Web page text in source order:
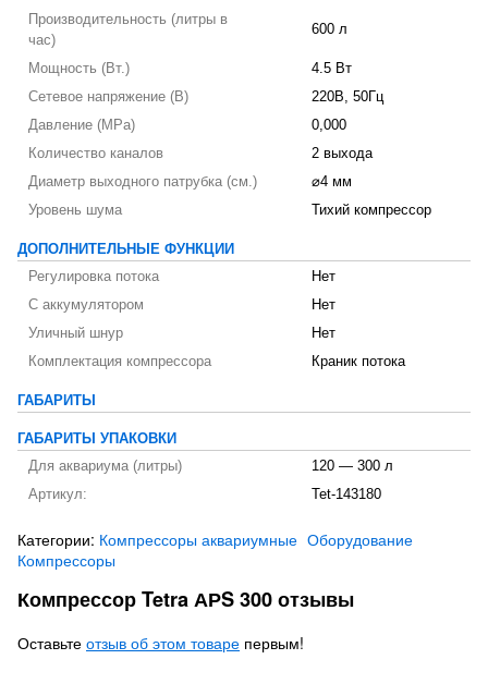
Производительность (литры в
час)
600 л
Мощность (Вт.)
4.5 Вт
Сетевое напряжение (В)
220В, 50Гц
Давление (MPa)
0,000
Количество каналов
2 выхода
Диаметр выходного патрубка (см.)
⌀4 мм
Уровень шума
Тихий компрессор
ДОПОЛНИТЕЛЬНЫЕ ФУНКЦИИ
Регулировка потока
Нет
С аккумулятором
Нет
Уличный шнур
Нет
Комплектация компрессора
Краник потока
ГАБАРИТЫ
ГАБАРИТЫ УПАКОВКИ
Для аквариума (литры)
120 — 300 л
Артикул:
Tet-143180
Категории: Компрессоры аквариумные Оборудование
Компрессоры
Компрессор Tetra АРS 300 отзывы
Оставьте отзыв об этом товаре первым!